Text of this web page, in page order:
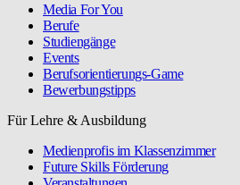
Media For You
Berufe
Studiengänge
Events
Berufsorientierungs-Game
Bewerbungstipps
Für Lehre & Ausbildung
Medienprofis im Klassenzimmer
Future Skills Förderung